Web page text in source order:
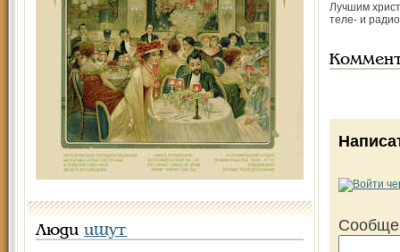
Люди ищут
Лучшим
теле- и